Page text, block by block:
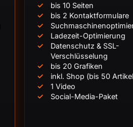
bis 10 Seiten
bis 2 Kontaktformulare
Ladezeit-Optimierung
Datenschutz & SSL-
Verschlüsselung
bis 20 Grafiken
inkl. Shop (bis 50
1 Video
Social-Media-Paket